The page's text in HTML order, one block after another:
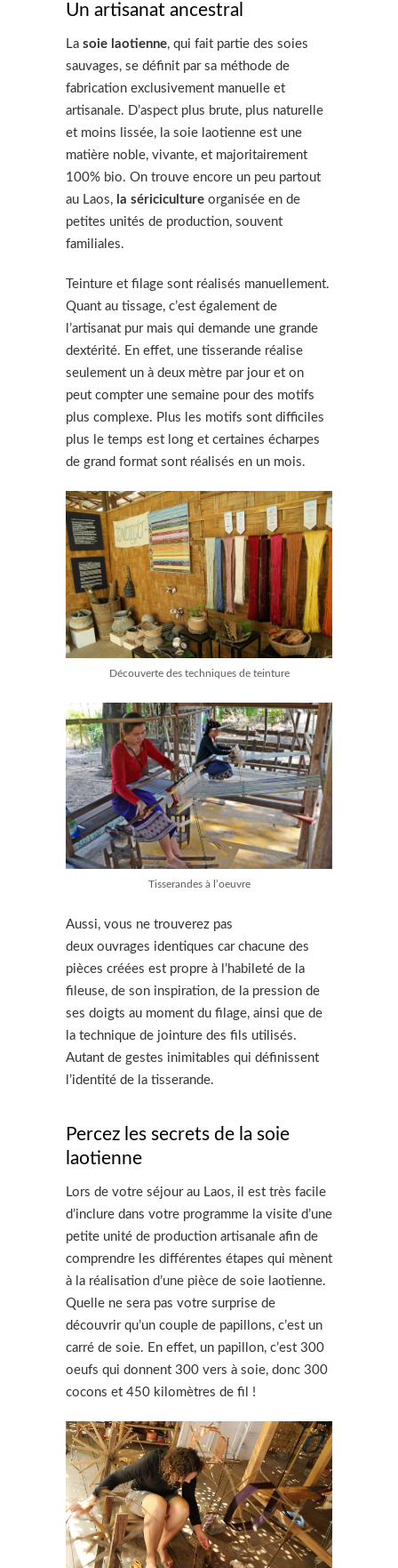
Un artisanat ancestral
La soie laotienne, qui fait partie des soies
sauvages, se définit par sa méthode de
fabrication exclusivement manuelle et
artisanale. D’aspect plus brute, plus naturelle
et moins lissée, la soie laotienne est une
matière noble, vivante, et majoritairement
100% bio. On trouve encore un peu partout
au Laos, la sériciculture organisée en de
petites unités de production, souvent
familiales.
Teinture et filage sont réalisés manuellement.
Quant au tissage, c’est également de
l’artisanat pur mais qui demande une grande
dextérité. En effet, une tisserande réalise
seulement un à deux mètre par jour et on
peut compter une semaine pour des motifs
plus complexe. Plus les motifs sont difficiles
plus le temps est long et certaines écharpes
de grand format sont réalisés en un mois.
Découverte des techniques de teinture
Tisserandes à l’oeuvre
Aussi, vous ne trouverez pas
deux ouvrages identiques car chacune des
pièces créées est propre à l’habileté de la
fileuse, de son inspiration, de la pression de
ses doigts au moment du filage, ainsi que de
la technique de jointure des fils utilisés.
Autant de gestes inimitables qui définissent
l’identité de la tisserande.
Percez les secrets de la soie
laotienne
Lors de votre séjour au Laos, il est très facile
d’inclure dans votre programme la visite d’une
petite unité de production artisanale afin de
comprendre les différentes étapes qui mènent
à la réalisation d’une pièce de soie laotienne.
Quelle ne sera pas votre surprise de
découvrir qu’un couple de papillons, c’est un
carré de soie. En effet, un papillon, c’est 300
oeufs qui donnent 300 vers à soie, donc 300
cocons et 450 kilomètres de fil !